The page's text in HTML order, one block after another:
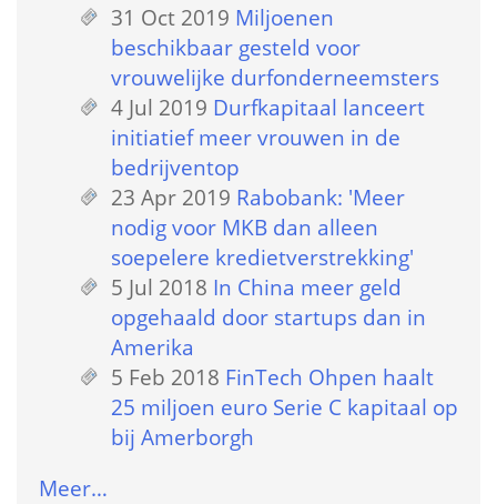
31 Oct 2019 Miljoenen
beschikbaar gesteld voor
vrouwelijke durfonderneemsters
4 Jul 2019 Durfkapitaal lanceert
initiatief meer vrouwen in de
bedrijventop
23 Apr 2019 Rabobank: 'Meer
nodig voor MKB dan alleen
soepelere kredietverstrekking'
5 Jul 2018 In China meer geld
opgehaald door startups dan in
Amerika
5 Feb 2018 FinTech Ohpen haalt
25 miljoen euro Serie C kapitaal op
bij Amerborgh
Meer…